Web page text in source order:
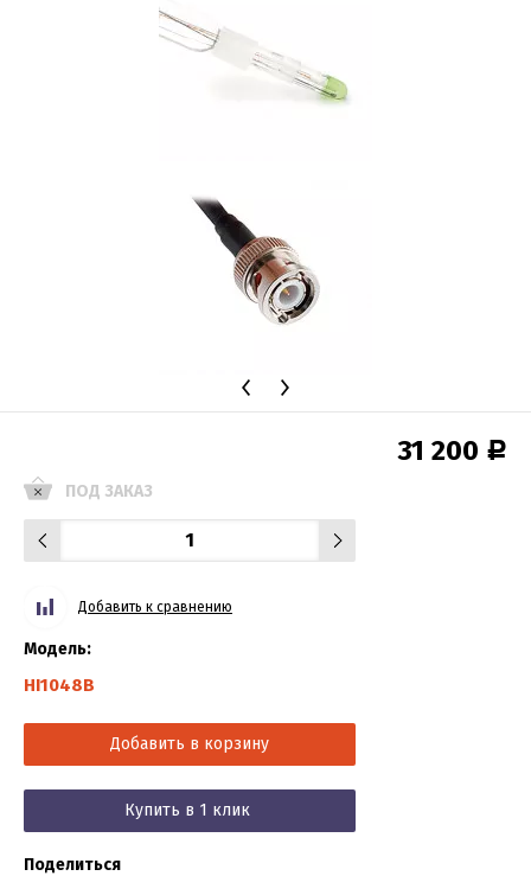
31 200 Р
ПОД ЗАКАЗ
Добавить к сравнению
Модель:
HI1048B
Добавить в корзину
Купить в 1 клик
Поделиться